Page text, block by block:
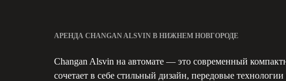
АРЕНДА CHANGAN ALSVIN В НИЖНЕМ НОВГОРОДЕ
Changan Alsvin на автомате — это современный
сочетает в себе стильный дизайн, передовые